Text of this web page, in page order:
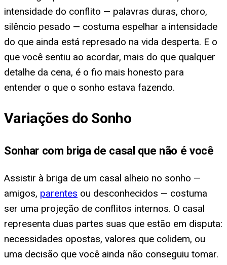
intensidade do conflito — palavras duras, choro,
silêncio pesado — costuma espelhar a intensidade
do que ainda está represado na vida desperta. E o
que você sentiu ao acordar, mais do que qualquer
detalhe da cena, é o fio mais honesto para
entender o que o sonho estava fazendo.
Variações do Sonho
Sonhar com briga de casal que não é você
Assistir à briga de um casal alheio no sonho —
amigos, parentes ou desconhecidos — costuma
ser uma projeção de conflitos internos. O casal
representa duas partes suas que estão em disputa:
necessidades opostas, valores que colidem, ou
uma decisão que você ainda não conseguiu tomar.